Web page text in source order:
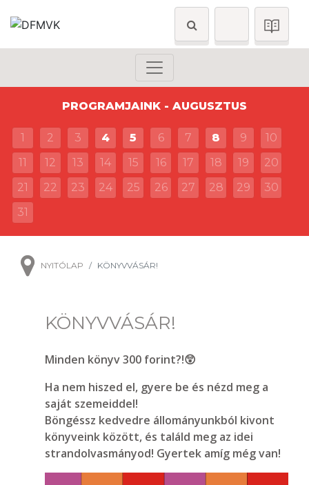
PROGRAMJAINK - AUGUSZTUS
1 2 3 4 5 6 7 8 9
10
11
12 13 14 15 16 17 18 19
20
21
22 23 24 25 26 27 28 29
30
31
NYITÓLAP KÖNYVVÁSÁR!
KÖNYVVÁSÁR!
Minden könyv 300 forint?!😲
Ha nem hiszed el, gyere be és nézd meg a
saját szemeiddel!
Böngéssz kedvedre állományunkból kivont
könyveink között, és találd meg az idei
strandolvasmányod! Gyertek amíg még van!